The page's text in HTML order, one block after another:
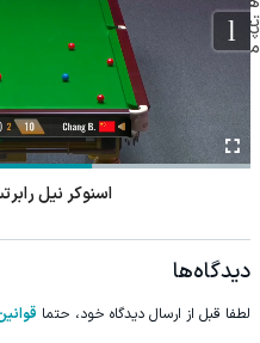
پک سفید کننده خانگی
تخفیف داروهای لاغری
منتخب با ارسال از
داروخانه نزدیکت
اطرافت،
همراه با
اسنوکر نیل
دیدگاه‌ها
لطفا قبل از ارسال دیدگاه خود، حتما